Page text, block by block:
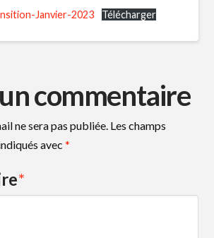
Janvier-2023 Télécharger
commentaire
ne sera pas publiée. Les champs
avec*
*